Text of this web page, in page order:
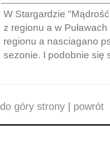
W Stargardzie
z regionu a w
regionu a nasciagano
sezonie. I podobnie się
do góry strony| powrót